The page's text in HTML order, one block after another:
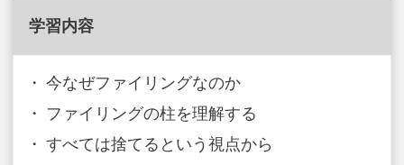
学習内容
今なぜファイリングなのか
ファイリングの柱を理解する
すべては捨てるという視点から